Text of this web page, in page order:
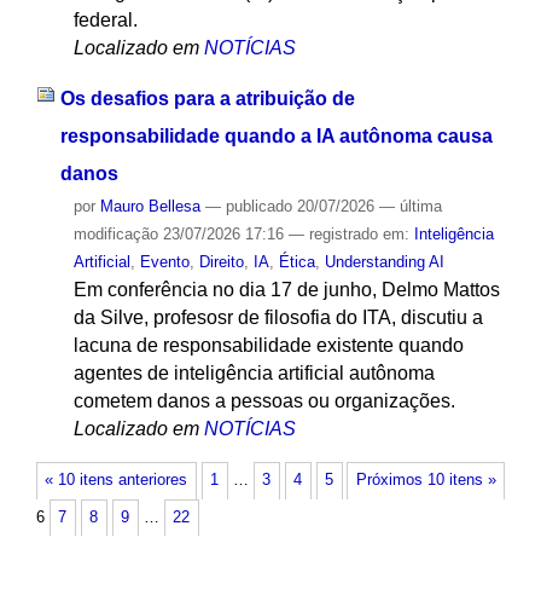
federal.
Localizado em NOTÍCIAS
Os desafios para a atribuição de
responsabilidade quando a IA autônoma causa
danos
por Mauro Bellesa — publicado20/07/2026 — última
modificação23/07/2026 17:16 — registrado em: Inteligência
Artificial , Evento, Direito, IA, Ética, Understanding AI
Em conferência no dia 17 de junho, Delmo Mattos
da Silve, profesosr de filosofia do ITA, discutiu a
lacuna de responsabilidade existente quando
agentes de inteligência artificial autônoma
cometem danos a pessoas ou organizações.
Localizado em NOTÍCIAS
« 10 itens anteriores Próximos 10 itens »
1 … 3 4 5
6 7 8 9 … 22